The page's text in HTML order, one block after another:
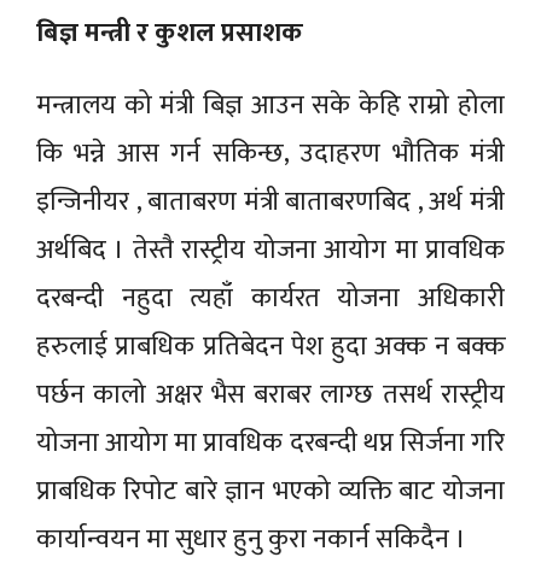
बिज्ञ मन्त्री र कुशल प्रसाशक
मन्त्रालय को मंत्री बिज्ञ आउन सके केहि राम्रो होला
कि भन्ने आस गर्न सकिन्छ, उदाहरण भौतिक मंत्री
इन्जिनीयर , बाताबरण मंत्री बाताबरणबिद , अर्थ मंत्री
अर्थबिद । तेस्तै रास्ट्रीय योजना आयोग मा प्रावधिक
दरबन्दी नहुदा त्यहाँ कार्यरत योजना अधिकारी
हरुलाई प्राबधिक प्रतिबेदन पेश हुदा अक्क न बक्क
पर्छन कालो अक्षर भैस बराबर लाग्छ तसर्थ रास्ट्रीय
योजना आयोग मा प्रावधिक दरबन्दी थप्न सिर्जना गरि
प्राबधिक रिपोट बारे ज्ञान भएको व्यक्ति बाट योजना
कार्यान्वयन मा सुधार हुनु कुरा नकार्न सकिदैन ।